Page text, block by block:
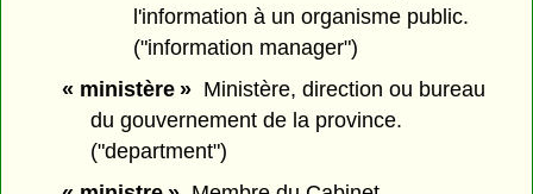
l'information à un organisme public.
("information manager")
« ministère »Ministère, direction ou bureau
du gouvernement de la province.
("department")